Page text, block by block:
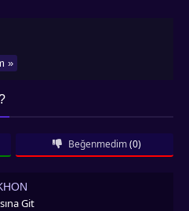
»
Beğenmedim (0)
Git